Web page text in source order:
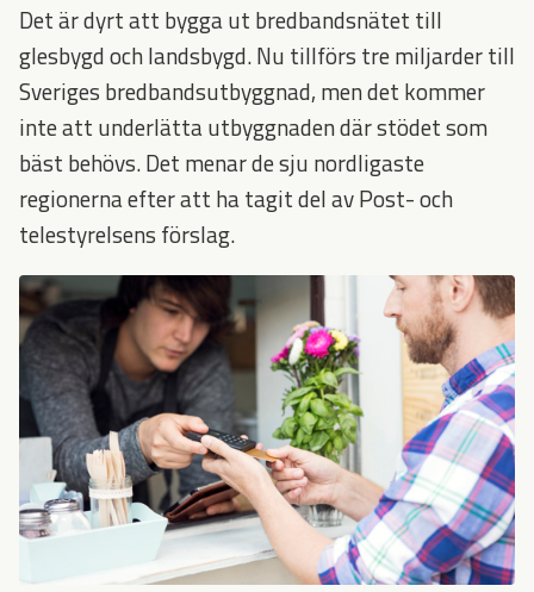
Det är dyrt att bygga ut bredbandsnätet till
glesbygd och landsbygd. Nu tillförs tre miljarder till
Sveriges bredbandsutbyggnad, men det kommer
inte att underlätta utbyggnaden där stödet som
bäst behövs. Det menar de sju nordligaste
regionerna efter att ha tagit del av Post- och
telestyrelsens förslag.